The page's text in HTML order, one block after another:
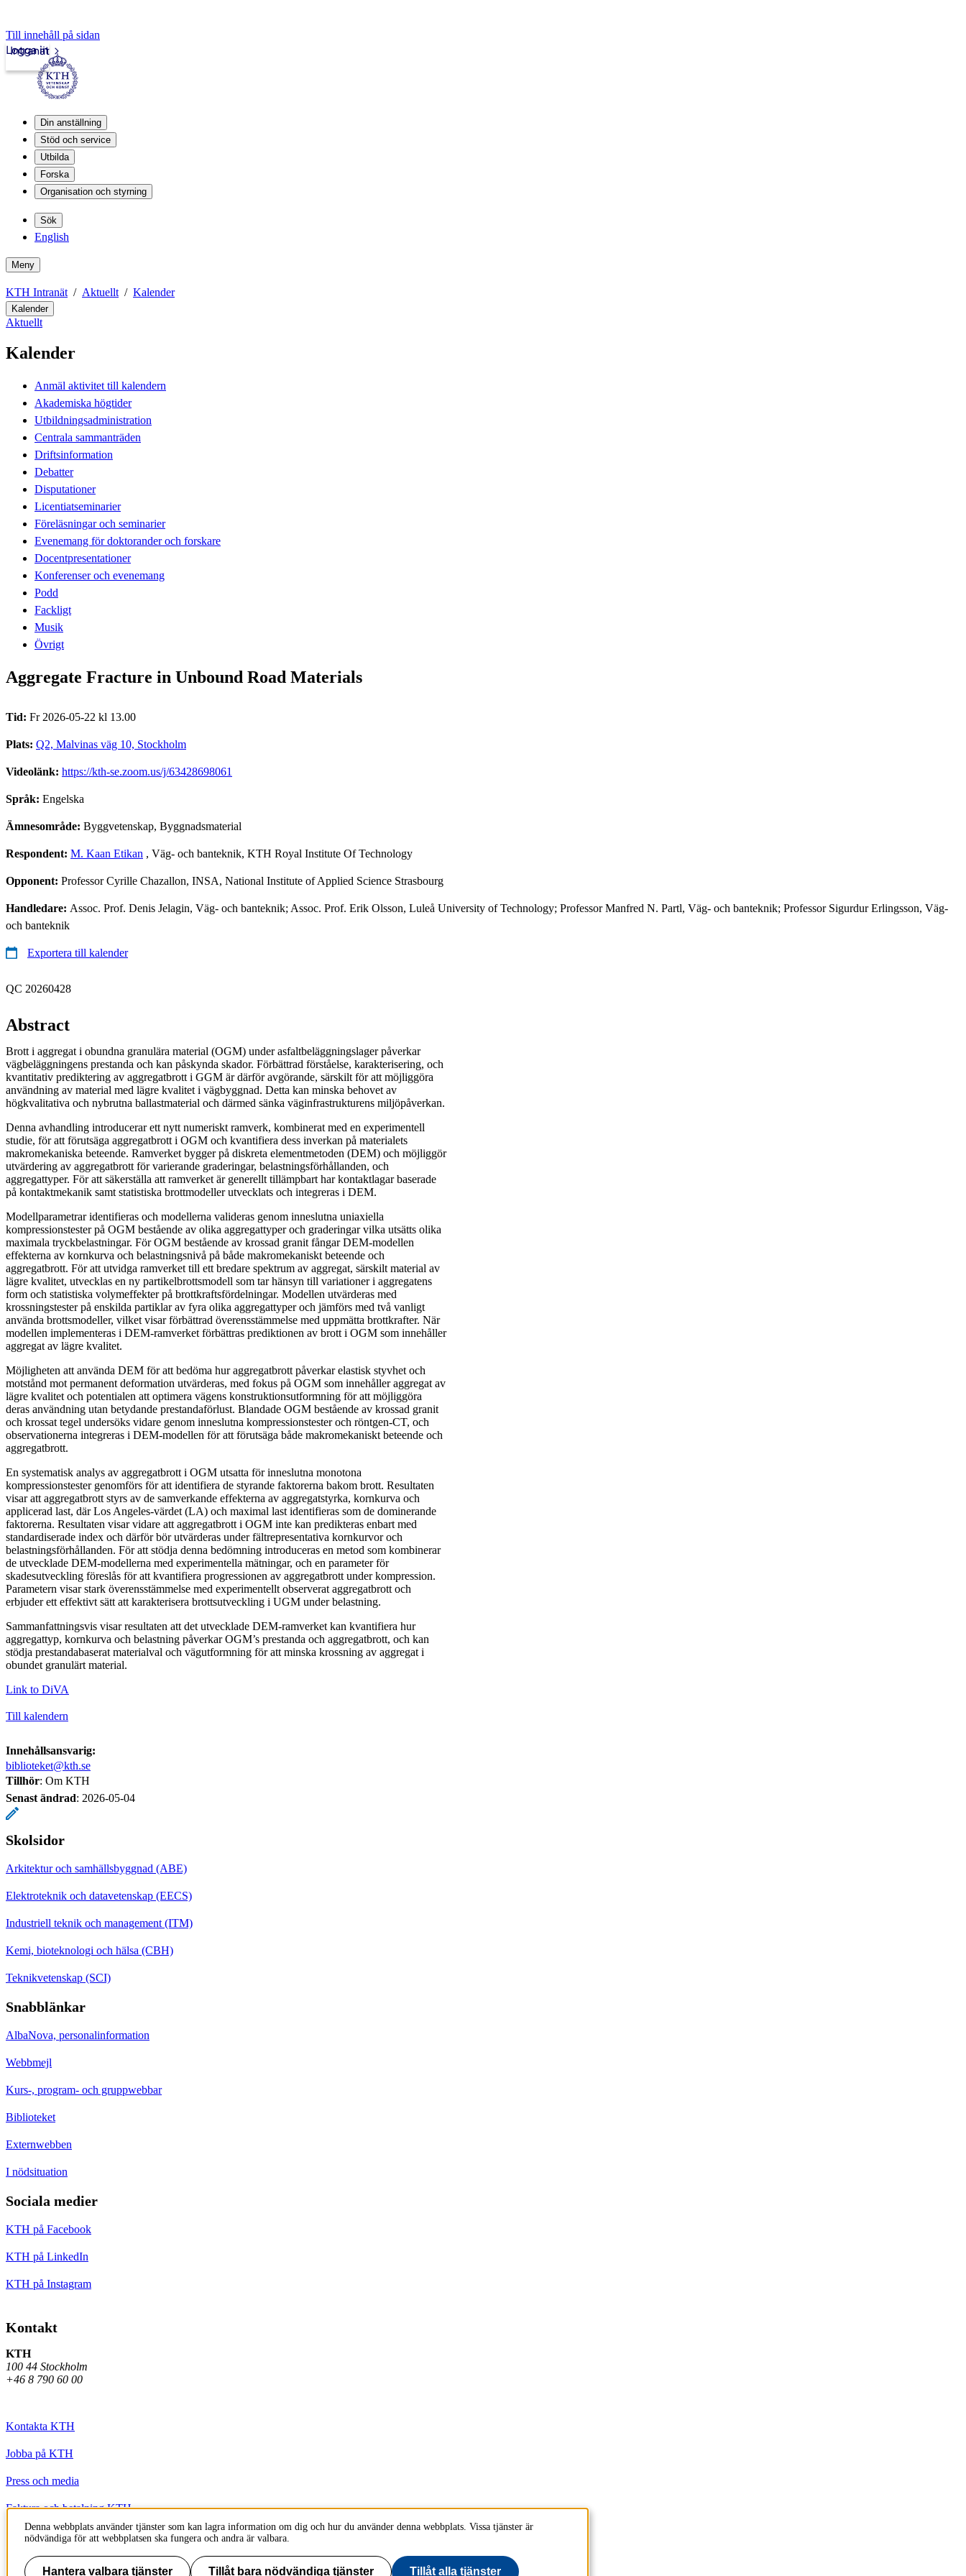
Till innehåll på sidan
Intranät
Logga in
Din anställning
Stöd och service
Utbilda
Forska
Organisation och styrning
Sök
English
Meny
KTH Intranät Aktuellt Kalender
Kalender
Aktuellt
Kalender
Anmäl aktivitet till kalendern
Akademiska högtider
Utbildningsadministration
Centrala sammanträden
Driftsinformation
Debatter
Disputationer
Licentiatseminarier
Föreläsningar och seminarier
Evenemang för doktorander och forskare
Docentpresentationer
Konferenser och evenemang
Podd
Fackligt
Musik
Övrigt
Aggregate Fracture in Unbound Road Materials
Tid: Fr 2026-05-22 kl 13.00
Plats: Q2, Malvinas väg 10, Stockholm
Videolänk: https://kth-se.zoom.us/j/63428698061
Språk: Engelska
Ämnesområde: Byggvetenskap, Byggnadsmaterial
Respondent: M. Kaan Etikan , Väg- och banteknik, KTH Royal Institute Of Technology
Opponent: Professor Cyrille Chazallon, INSA, National Institute of Applied Science Strasbourg
Handledare: Assoc. Prof. Denis Jelagin, Väg- och banteknik; Assoc. Prof. Erik Olsson, Luleå University of Technology; Professor Manfred N. Partl, Väg- och banteknik; Professor Sigurdur Erlingsson, Väg-
och banteknik
Exportera till kalender
QC 20260428
Abstract
Brott i aggregat i obundna granulära material (OGM) under asfaltbeläggningslager påverkar
vägbeläggningens prestanda och kan påskynda skador. Förbättrad förståelse, karakterisering, och
kvantitativ prediktering av aggregatbrott i GGM är därför avgörande, särskilt för att möjliggöra
användning av material med lägre kvalitet i vägbyggnad. Detta kan minska behovet av
högkvalitativa och nybrutna ballastmaterial och därmed sänka väginfrastrukturens miljöpåverkan.
Denna avhandling introducerar ett nytt numeriskt ramverk, kombinerat med en experimentell
studie, för att förutsäga aggregatbrott i OGM och kvantifiera dess inverkan på materialets
makromekaniska beteende. Ramverket bygger på diskreta elementmetoden (DEM) och möjliggör
utvärdering av aggregatbrott för varierande graderingar, belastningsförhållanden, och
aggregattyper. För att säkerställa att ramverket är generellt tillämpbart har kontaktlagar baserade
på kontaktmekanik samt statistiska brottmodeller utvecklats och integreras i DEM.
Modellparametrar identifieras och modellerna valideras genom inneslutna uniaxiella
kompressionstester på OGM bestående av olika aggregattyper och graderingar vilka utsätts olika
maximala tryckbelastningar. För OGM bestående av krossad granit fångar DEM‑modellen
effekterna av kornkurva och belastningsnivå på både makromekaniskt beteende och
aggregatbrott. För att utvidga ramverket till ett bredare spektrum av aggregat, särskilt material av
lägre kvalitet, utvecklas en ny partikelbrottsmodell som tar hänsyn till variationer i aggregatens
form och statistiska volymeffekter på brottkraftsfördelningar. Modellen utvärderas med
krossningstester på enskilda partiklar av fyra olika aggregattyper och jämförs med två vanligt
använda brottsmodeller, vilket visar förbättrad överensstämmelse med uppmätta brottkrafter. När
modellen implementeras i DEM‑ramverket förbättras prediktionen av brott i OGM som innehåller
aggregat av lägre kvalitet.
Möjligheten att använda DEM för att bedöma hur aggregatbrott påverkar elastisk styvhet och
motstånd mot permanent deformation utvärderas, med fokus på OGM som innehåller aggregat av
lägre kvalitet och potentialen att optimera vägens konstruktionsutformning för att möjliggöra
deras användning utan betydande prestandaförlust. Blandade OGM bestående av krossad granit
och krossat tegel undersöks vidare genom inneslutna kompressionstester och röntgen‑CT, och
observationerna integreras i DEM‑modellen för att förutsäga både makromekaniskt beteende och
aggregatbrott.
En systematisk analys av aggregatbrott i OGM utsatta för inneslutna monotona
kompressionstester genomförs för att identifiera de styrande faktorerna bakom brott. Resultaten
visar att aggregatbrott styrs av de samverkande effekterna av aggregatstyrka, kornkurva och
applicerad last, där Los Angeles‑värdet (LA) och maximal last identifieras som de dominerande
faktorerna. Resultaten visar vidare att aggregatbrott i OGM inte kan predikteras enbart med
standardiserade index och därför bör utvärderas under fältrepresentativa kornkurvor och
belastningsförhållanden. För att stödja denna bedömning introduceras en metod som kombinerar
de utvecklade DEM-modellerna med experimentella mätningar, och en parameter för
skadesutveckling föreslås för att kvantifiera progressionen av aggregatbrott under kompression.
Parametern visar stark överensstämmelse med experimentellt observerat aggregatbrott och
erbjuder ett effektivt sätt att karakterisera brottsutveckling i UGM under belastning.
Sammanfattningsvis visar resultaten att det utvecklade DEM‑ramverket kan kvantifiera hur
aggregattyp, kornkurva och belastning påverkar OGM’s prestanda och aggregatbrott, och kan
stödja prestandabaserat materialval och vägutformning för att minska krossning av aggregat i
obundet granulärt material.
Link to DiVA
Till kalendern
Innehållsansvarig:
biblioteket@kth.se
Tillhör: Om KTH
Senast ändrad: 2026-05-04
Skolsidor
Arkitektur och samhällsbyggnad (ABE)
Elektroteknik och datavetenskap (EECS)
Industriell teknik och management (ITM)
Kemi, bioteknologi och hälsa (CBH)
Teknikvetenskap (SCI)
Snabblänkar
AlbaNova, personalinformation
Webbmejl
Kurs-, program- och gruppwebbar
Biblioteket
Externwebben
I nödsituation
Sociala medier
KTH på Facebook
KTH på LinkedIn
KTH på Instagram
Kontakt
KTH
100 44 Stockholm
+46 8 790 60 00
Kontakta KTH
Jobba på KTH
Press och media
Faktura och betalning KTH
Om KTH:s webbplatser
Tillgänglighetsredogörelse
Denna webbplats använder tjänster som kan lagra information om dig och hur du använder denna webbplats. Vissa tjänster är
nödvändiga för att webbplatsen ska fungera och andra är valbara.
Hantera valbara tjänster Tillåt bara nödvändiga tjänster Tillåt alla tjänster